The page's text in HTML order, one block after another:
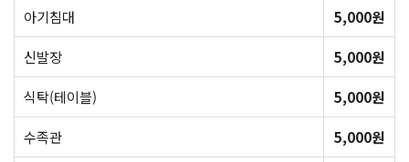
아기침대
5,000원
신발장
5,000원
식탁(테이블)
5,000원
수족관
5,000원